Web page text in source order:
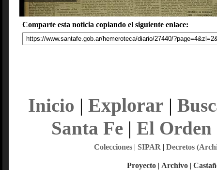
Comparte esta noticia copiando el siguiente enlace:
Inicio | Explorar |
Santa Fe| El Orden
Colecciones| SIPAR | Decretos
Proyecto | Archivo |